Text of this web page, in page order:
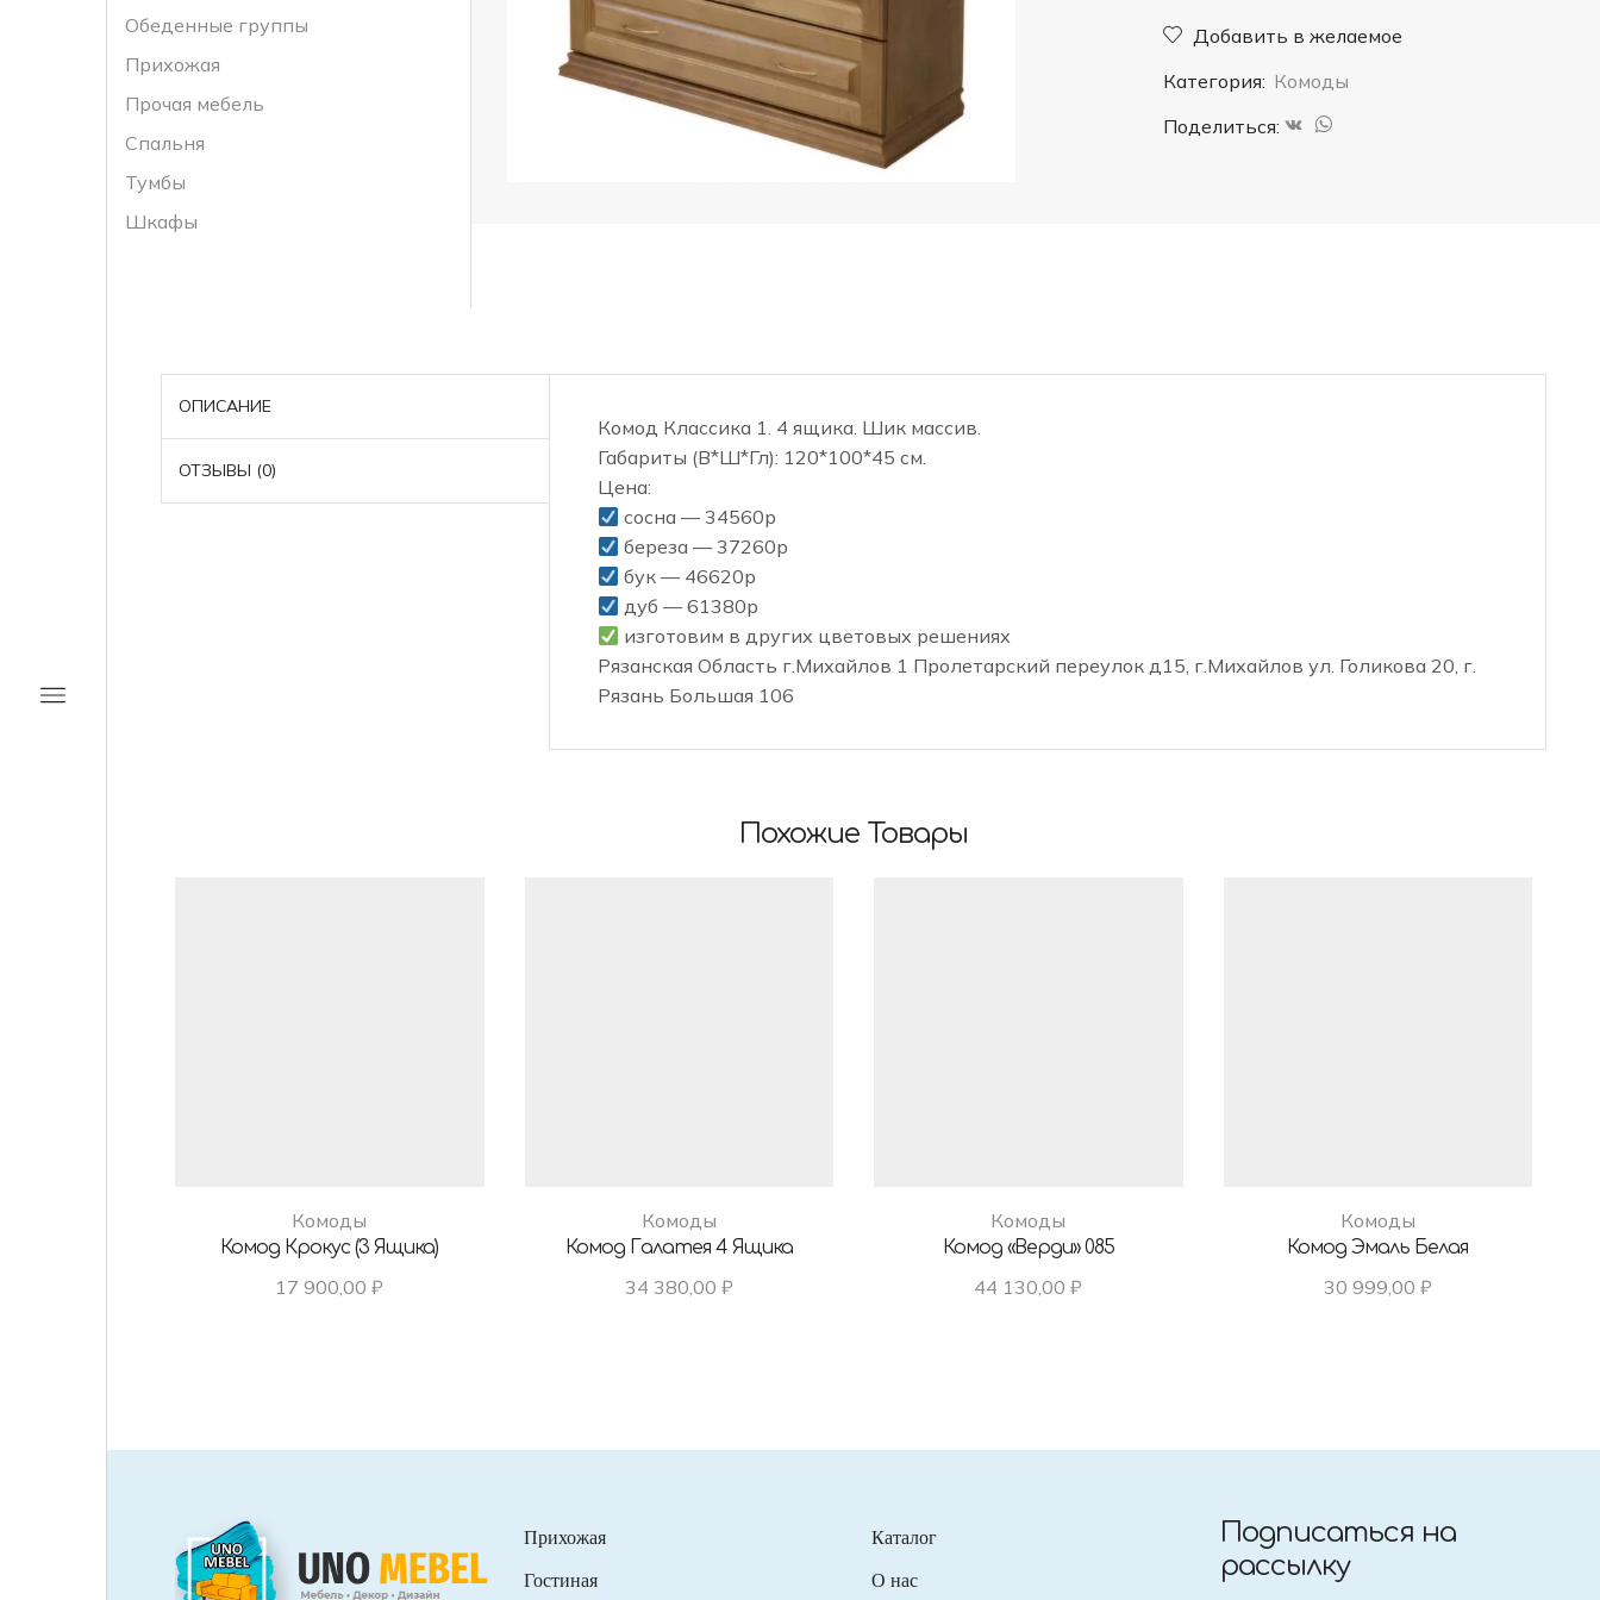
классика
ящика
Добавить в желаемое
Категория: Комоды
Поделиться:
Обеденные группы
Прихожая
Прочая мебель
Спальня
Тумбы
Шкафы
ОПИСАНИЕ
ОТЗЫВЫ (0)
Комод Классика 1. 4 ящика. Шик массив.
Габариты (В*Ш*Гл): 120*100*45 см.
Цена:
сосна — 34560р
береза — 37260р
бук — 46620р
дуб — 61380р
️ изготовим в других цветовых решениях
Рязанская Область г.Михайлов 1 Пролетарский переулок д15, г.Михайлов ул. Голикова 20, г.
Рязань Большая 106
Похожие Товары
Комоды
Комод Крокус (3 Ящика)
17 900,00₽
Комоды
Комод Галатея 4 Ящика
34 380,00 ₽
Комоды
Комод «Верди» 085
44 130,00₽
Комоды
Комод Эмаль Белая
30 999,00 ₽
Прихожая
Гостиная
Каталог
О нас
Подписаться на
рассылку